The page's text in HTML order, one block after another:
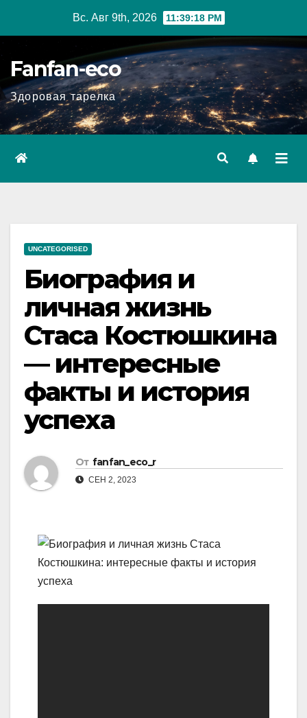
Вс. Авг 9th, 2026 11:39:19 PM
Fanfan-eco
Здоровая тарелка
UNCATEGORISED
Биография и
личная жизнь
Стаса Костюшкина
— интересные
факты и история
успеха
От fanfan_eco_r
СЕН 2, 2023